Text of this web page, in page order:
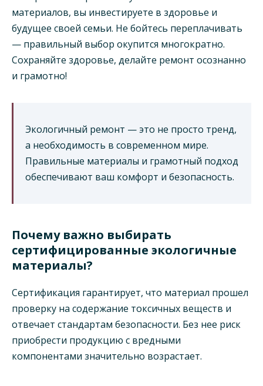
материалов, вы инвестируете в здоровье и
будущее своей семьи. Не бойтесь переплачивать
— правильный выбор окупится многократно.
Сохраняйте здоровье, делайте ремонт осознанно
и грамотно!
Экологичный ремонт — это не просто тренд,
а необходимость в современном мире.
Правильные материалы и грамотный подход
обеспечивают ваш комфорт и безопасность.
Почему важно выбирать
сертифицированные экологичные
материалы?
Сертификация гарантирует, что материал прошел
проверку на содержание токсичных веществ и
отвечает стандартам безопасности. Без нее риск
приобрести продукцию с вредными
компонентами значительно возрастает.